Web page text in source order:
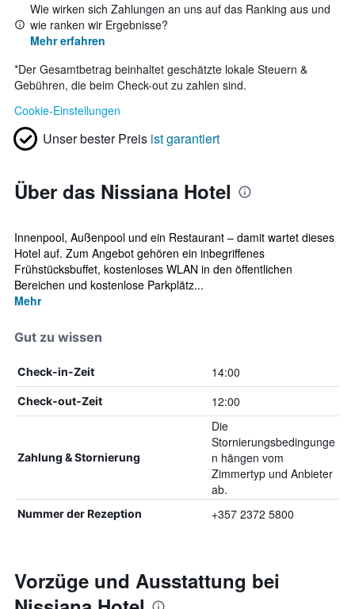
Wie wirken sich Zahlungen an uns auf das Ranking aus und
wie ranken wir Ergebnisse?
Mehr erfahren
*Der Gesamtbetrag beinhaltet geschätzte lokale Steuern &
Gebühren, die beim Check-out zu zahlen sind.
Cookie-Einstellungen
Unser bester Preis ist garantiert
Über das Nissiana Hotel
Innenpool, Außenpool und ein Restaurant – damit wartet dieses
Hotel auf. Zum Angebot gehören ein inbegriffenes
Frühstücksbuffet, kostenloses WLAN in den öffentlichen
Bereichen und kostenlose Parkplätz...
Mehr
Gut zu wissen
Check-in-Zeit 14:00
Check-out-Zeit 12:00
Zahlung & Stornierung
Die
Stornierungsbedingunge
n hängen vom
Zimmertyp und Anbieter
ab.
Nummer der Rezeption +357 2372 5800
Vorzüge und Ausstattung bei